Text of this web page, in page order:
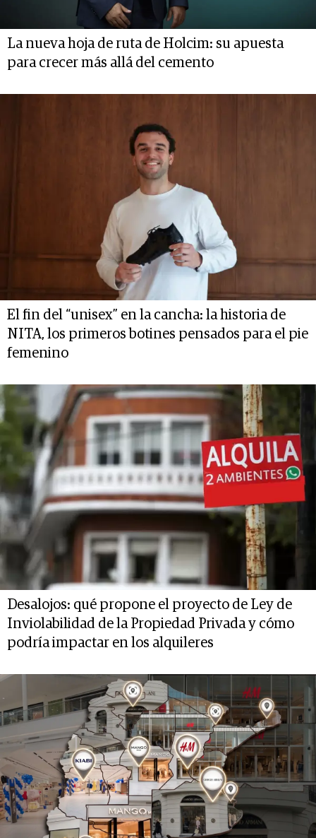
La nueva hoja de ruta de Holcim: su apuesta
para crecer más allá del cemento
El fin del “unisex” en la cancha: la historia de
NITA, los primeros botines pensados para el pie
femenino
Desalojos: qué propone el proyecto de Ley de
Inviolabilidad de la Propiedad Privada y cómo
podría impactar en los alquileres